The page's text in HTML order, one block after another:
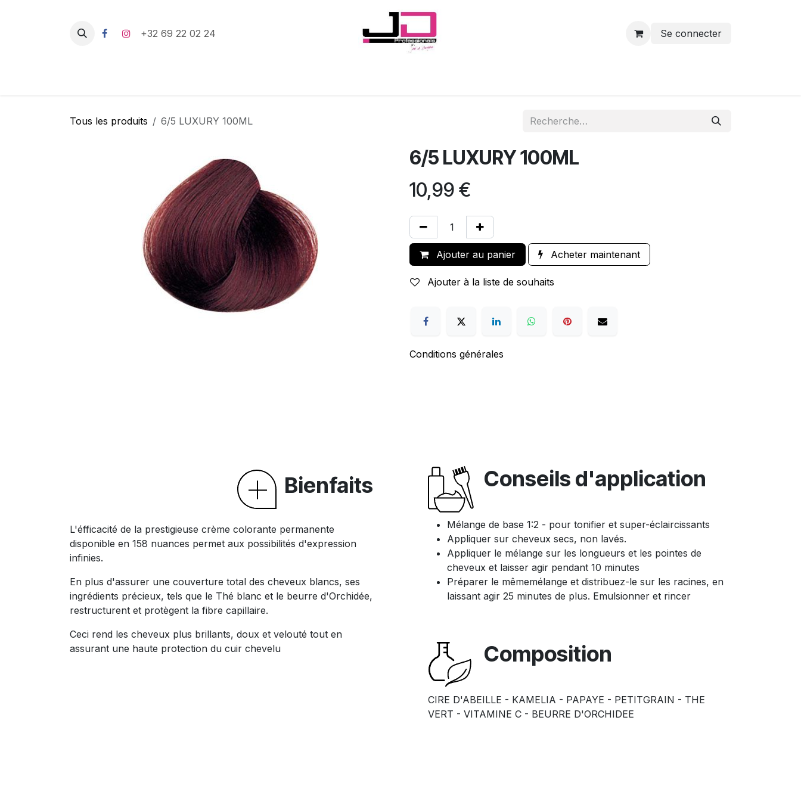
+32 69 22 02 24 Se connecter
Tous les produits 6/5 LUXURY 100ML
6/5 LUXURY 100ML
10,99 €
Ajouter au panier Acheter maintenant
Ajouter à la liste de souhaits
Conditions générales
Bienfaits
L'éfficacité de la prestigieuse crème colorante permanente
disponible en 158 nuances permet aux possibilités d'expression
infinies.
En plus d'assurer une couverture total des cheveux blancs, ses
ingrédients précieux, tels que le Thé blanc et le beurre d'Orchidée,
restructurent et protègent la fibre capillaire.
Ceci rend les cheveux plus brillants, doux et velouté tout en
assurant une haute protection du cuir chevelu
Conseils d'application
Mélange de base 1:2 - pour tonifier et super-éclaircissants
Appliquer sur cheveux secs, non lavés.
Appliquer le mélange sur les longueurs et les pointes de
cheveux et laisser agir pendant 10 minutes
Préparer le mêmemélange et distribuez-le sur les racines, en
laissant agir 25 minutes de plus. Emulsionner et rincer
Composition
CIRE D'ABEILLE - KAMELIA - PAPAYE - PETITGRAIN - THE
VERT - VITAMINE C - BEURRE D'ORCHIDEE